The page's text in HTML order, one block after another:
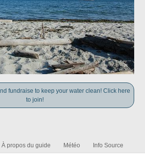
fundraise to keep your water clean! Click here
to join!
À propos du guide Météo Info Source